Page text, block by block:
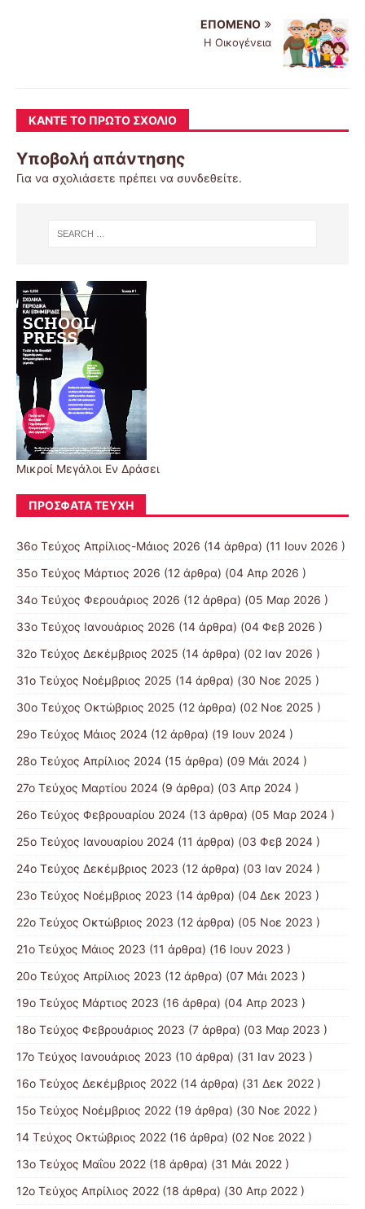
ΕΠΌΜΕΝΟ
Η Οικογένεια
ΚΆΝΤΕ ΤΟ ΠΡΏΤΟ ΣΧΌΛΙΟ
Υποβολή απάντησης
Για να σχολιάσετε πρέπει να συνδεθείτε.
Μικροί Μεγάλοι Εν Δράσει
ΠΡΌΣΦΑΤΑ ΤΕΎΧΗ
36ο Τεύχος Απρίλιος-Μάιος 2026 (14 άρθρα) (11 Ιουν 2026 )
35ο Τεύχος Μάρτιος 2026 (12 άρθρα) (04 Απρ 2026 )
34ο Τεύχος Φερουάριος 2026 (12 άρθρα) (05 Μαρ 2026 )
33ο Τεύχος Ιανουάριος 2026 (14 άρθρα) (04 Φεβ 2026 )
32ο Τεύχος Δεκέμβριος 2025 (14 άρθρα) (02 Ιαν 2026 )
31ο Τεύχος Νοέμβριος 2025 (14 άρθρα) (30 Νοε 2025 )
30ο Τεύχος Οκτώβριος 2025 (12 άρθρα) (02 Νοε 2025 )
29ο Τεύχος Μάιος 2024 (12 άρθρα) (19 Ιουν 2024 )
28ο Τεύχος Απρίλιος 2024 (15 άρθρα) (09 Μάι 2024 )
27ο Τεύχος Μαρτίου 2024 (9 άρθρα) (03 Απρ 2024 )
26ο Τεύχος Φεβρουαρίου 2024 (13 άρθρα) (05 Μαρ 2024 )
25ο Τεύχος Ιανουαρίου 2024 (11 άρθρα) (03 Φεβ 2024 )
24ο Τεύχος Δεκέμβριος 2023 (12 άρθρα) (03 Ιαν 2024 )
23ο Τεύχος Νοέμβριος 2023 (14 άρθρα) (04 Δεκ 2023 )
22ο Τεύχος Οκτώβριος 2023 (12 άρθρα) (05 Νοε 2023 )
21ο Τεύχος Μάιος 2023 (11 άρθρα) (16 Ιουν 2023 )
20ο Τεύχος Απρίλιος 2023 (12 άρθρα) (07 Μάι 2023 )
19ο Τεύχος Μάρτιος 2023 (16 άρθρα) (04 Απρ 2023 )
18ο Τεύχος Φεβρουάριος 2023 (7 άρθρα) (03 Μαρ 2023 )
17ο Τεύχος Ιανουάριος 2023 (10 άρθρα) (31 Ιαν 2023 )
16ο Τεύχος Δεκέμβριος 2022 (14 άρθρα) (31 Δεκ 2022 )
15o Τεύχος Νοέμβριος 2022 (19 άρθρα) (30 Νοε 2022 )
14 Tεύχος Οκτώβριος 2022 (16 άρθρα) (02 Νοε 2022 )
13ο Τεύχος Μαΐου 2022 (18 άρθρα) (31 Μάι 2022 )
12ο Τεύχος Απρίλιος 2022 (18 άρθρα) (30 Απρ 2022 )